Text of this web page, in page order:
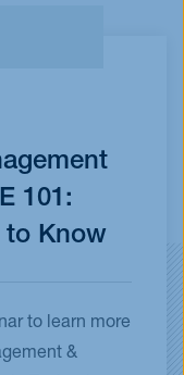
101:
to Know
to learn more
&